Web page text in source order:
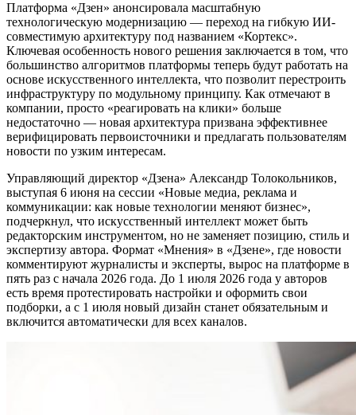
Платформа «Дзен» анонсировала масштабную
технологическую модернизацию — переход на гибкую ИИ-
совместимую архитектуру под названием «Кортекс».
Ключевая особенность нового решения заключается в том, что
большинство алгоритмов платформы теперь будут работать на
основе искусственного интеллекта, что позволит перестроить
инфраструктуру по модульному принципу. Как отмечают в
компании, просто «реагировать на клики» больше
недостаточно — новая архитектура призвана эффективнее
верифицировать первоисточники и предлагать пользователям
новости по узким интересам.
Управляющий директор «Дзена» Александр Толокольников,
выступая 6 июня на сессии «Новые медиа, реклама и
коммуникации: как новые технологии меняют бизнес»,
подчеркнул, что искусственный интеллект может быть
редакторским инструментом, но не заменяет позицию, стиль и
экспертизу автора. Формат «Мнения» в «Дзене», где новости
комментируют журналисты и эксперты, вырос на платформе в
пять раз с начала 2026 года. До 1 июля 2026 года у авторов
есть время протестировать настройки и оформить свои
подборки, а с 1 июля новый дизайн станет обязательным и
включится автоматически для всех каналов.